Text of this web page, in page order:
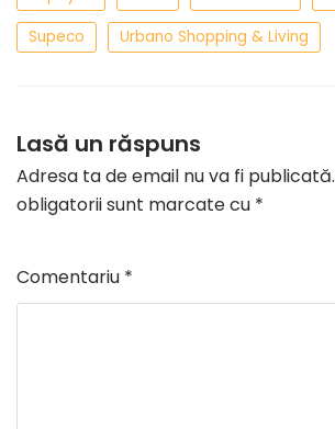
Supeco
Urbano Shopping & Living
Lasă un răspuns
Adresa ta de email nu va fi publicată.
obligatorii sunt marcate cu *
Comentariu *